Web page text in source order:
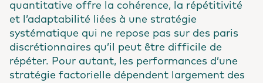
quantitative offre la cohérence, la répétitivité
et l’adaptabilité liées à une stratégie
systématique qui ne repose pas sur des paris
discrétionnaires qu’il peut être difficile de
répéter. Pour autant, les performances d’une
stratégie factorielle dépendent largement des